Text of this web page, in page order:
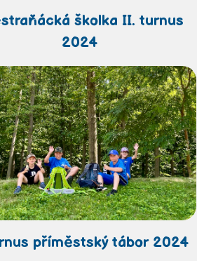
školka II. turnus
2024
příměstský tábor 2024